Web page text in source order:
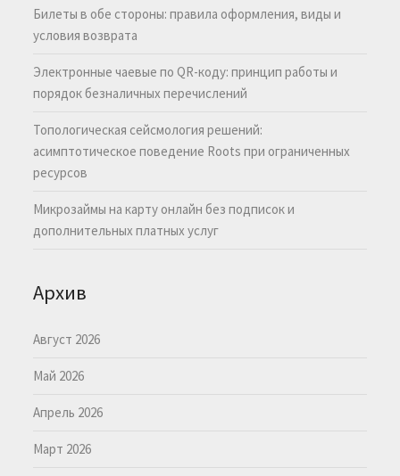
Билеты в обе стороны: правила оформления, виды и
условия возврата
Электронные чаевые по QR-коду: принцип работы и
порядок безналичных перечислений
Топологическая сейсмология решений:
асимптотическое поведение Roots при ограниченных
ресурсов
Микрозаймы на карту онлайн без подписок и
дополнительных платных услуг
Архив
Август 2026
Май 2026
Апрель 2026
Март 2026